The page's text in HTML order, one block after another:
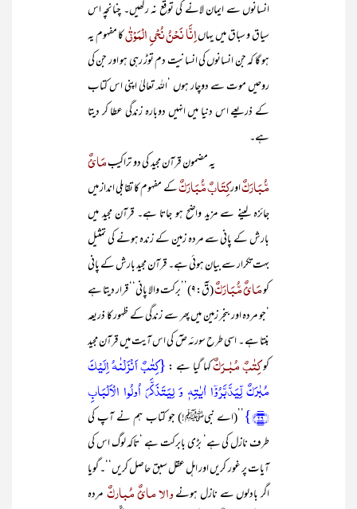
انسانوں سے ایمان لانے کی توقع نہ رکھیں۔ چنانچہ اس
سیاق و سباق میں یہاںاِنَّا نَحْنُ نُحْیِ الْمَوْتٰیکا مفہوم یہ
ہو گا کہ جن انسانوں کی انسانیت دم توڑ رہی ہو اور جن کی
روحیں موت سے دوچار ہوں ‘اللہ تعالیٰ اپنی اس کتاب
کے ذریعے اس دنیا میں انہیں دوبارہ زندگی عطا کر دیتا
ہے۔
یہ مضمون قرآن مجید کی دو تراکیبمَائٌ
مُّبَارَکٌاورکِتَابٌ مُّبَارَکٌکے مفہوم کا تقابلی انداز میں
جائزہ لینے سے مزید واضح ہو جاتا ہے۔ قرآن مجید میں
بارش کے پانی سے مردہ زمین کے زندہ ہونے کی تمثیل
بہت تکرار سے بیان ہوئی ہے۔ قرآن مجید بارش کے پانی
کومَائٌ مُّبَارَکٌ
(قٓ:۹)’’برکت والا پانی‘‘ قرار دیتا ہے
‘جو مردہ اور بنجر زمین میں پھر سے زندگی کے ظہور کا ذریعہ
بنتا ہے ۔ اسی طرح سورئہ صٓ کی اس آیت میں قرآن مجید
کوکِتٰبٌ مُبٰـرَکٌکہا گیا ہے :{کِتٰبٌ اَنۡزَلۡنٰہُ اِلَیۡکَ
مُبٰرَکٌ لِّیَدَّبَّرُوۡۤا اٰیٰتِہٖ وَ لِیَتَذَکَّرَ اُولُوا الۡاَلۡبَابِ
﴿۲۹﴾}
’’(اے نبیﷺ!) جو کتاب ہم نے آپ کی
طرف نازل کی ہے‘ بڑی بابرکت ہے ‘تاکہ لوگ اس کی
آیات پر غور کریں اور اہل عقل سبق حاصل کریں‘‘۔ گویا
اگر بادلوں سے نازل ہونےوالا مائٌ مُبارکٌمردہ